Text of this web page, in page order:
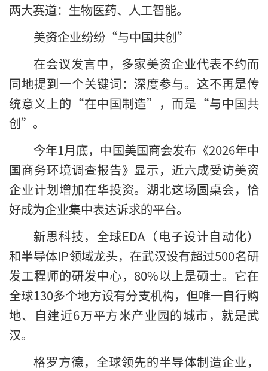
两大赛道：生物医药、人工智能。
美资企业纷纷“与中国共创”
在会议发言中，多家美资企业代表不约而
同地提到一个关键词：深度参与。这不再是传
统意义上的“在中国制造”，而是“与中国共
创”。
今年1月底，中国美国商会发布《2026年中
国商务环境调查报告》显示，近六成受访美资
企业计划增加在华投资。湖北这场圆桌会，恰
好成为企业集中表达诉求的平台。
新思科技，全球EDA（电子设计自动化）
和半导体IP领域龙头，在武汉设有超过500名研
发工程师的研发中心，80%以上是硕士。它在
全球130多个地方设有分支机构，但唯一自行购
地、自建近6万平方米产业园的城市，就是武
汉。
格罗方德，全球领先的半导体制造企业，